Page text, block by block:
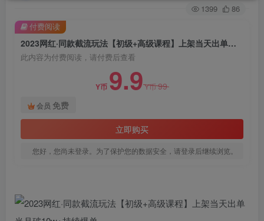
1399 86
2023网红·同款截流玩法【初级+高级课程】上架当天出单当月破10w+持续爆单
此内容为付费阅读，请付费后查看
Y币 9.9Y币99
会员 免费
立即购买
您好，您尚未登录。为了保护您的数据安全，请登录后继续浏览。
付费阅读